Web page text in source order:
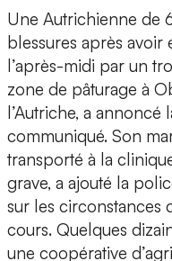
Une Autrichienne de
blessures après avoir
l’après-midi par un
zone de pâturage à
l’Autriche, a
communiqué. Son
transporté à la
grave, a ajouté la
sur les circonstances
cours. Quelques
une coopérative